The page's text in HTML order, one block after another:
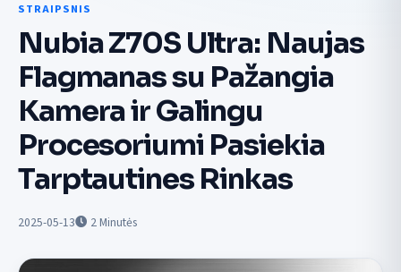
STRAIPSNIS
Nubia Z70S Ultra: Naujas
Flagmanas su Pažangia
Kamera ir Galingu
Procesoriumi Pasiekia
Tarptautines Rinkas
2025-05-13 2Minutės